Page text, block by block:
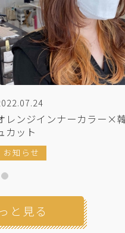
レンジインナーカラー×
カット
お知らせ
と見る